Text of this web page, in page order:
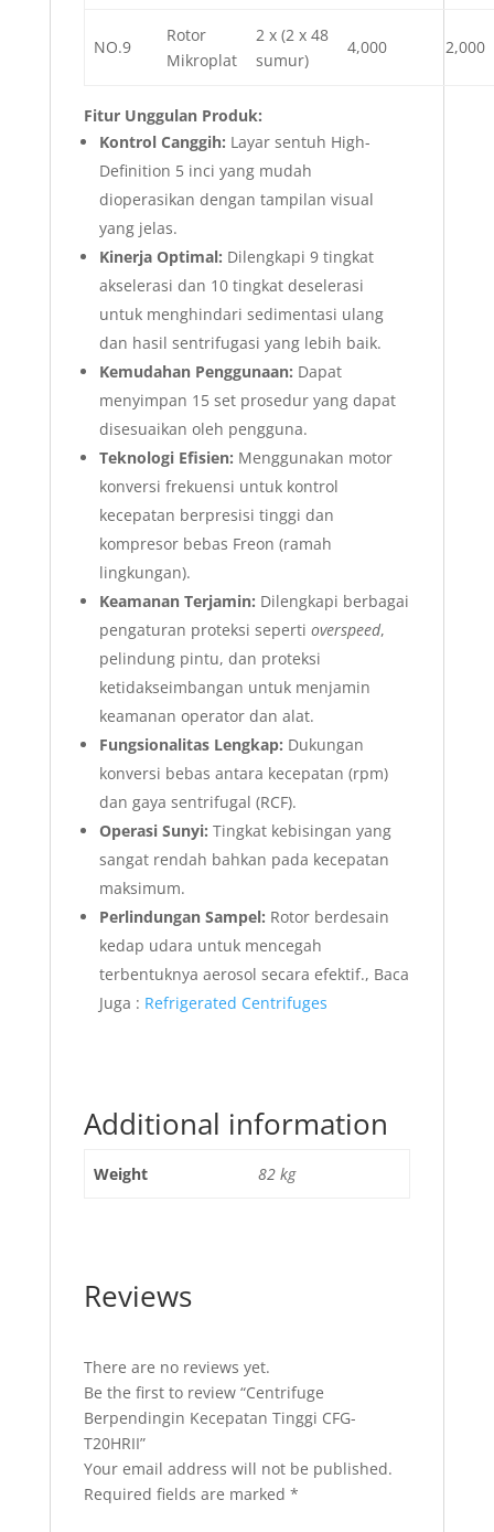
NO.9
Rotor
Mikroplat
2 x (2 x 48
sumur)
4,000 2,000
Fitur Unggulan Produk:
Kontrol Canggih: Layar sentuh High-
Definition 5 inci yang mudah
dioperasikan dengan tampilan visual
yang jelas.
Kinerja Optimal: Dilengkapi 9 tingkat
akselerasi dan 10 tingkat deselerasi
untuk menghindari sedimentasi ulang
dan hasil sentrifugasi yang lebih baik.
Kemudahan Penggunaan: Dapat
menyimpan 15 set prosedur yang dapat
disesuaikan oleh pengguna.
Teknologi Efisien: Menggunakan motor
konversi frekuensi untuk kontrol
kecepatan berpresisi tinggi dan
kompresor bebas Freon (ramah
lingkungan).
Keamanan Terjamin: Dilengkapi berbagai
pengaturan proteksi seperti overspeed,
pelindung pintu, dan proteksi
ketidakseimbangan untuk menjamin
keamanan operator dan alat.
Fungsionalitas Lengkap: Dukungan
konversi bebas antara kecepatan (rpm)
dan gaya sentrifugal (RCF).
Operasi Sunyi: Tingkat kebisingan yang
sangat rendah bahkan pada kecepatan
maksimum.
Perlindungan Sampel: Rotor berdesain
kedap udara untuk mencegah
terbentuknya aerosol secara efektif., Baca
Juga : Refrigerated Centrifuges
Additional information
Weight 82 kg
Reviews
There are no reviews yet.
Be the first to review “Centrifuge
Berpendingin Kecepatan Tinggi CFG-
T20HRII”
Your email address will not be published.
Required fields are marked *